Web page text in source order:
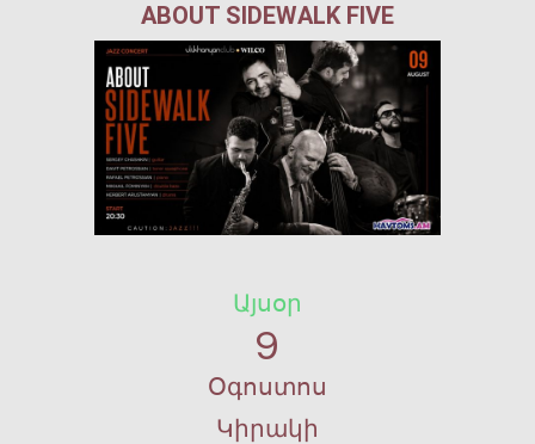
ABOUT SIDEWALK FIVE
Այսօր
9
Օգոստոս
Կիրակի